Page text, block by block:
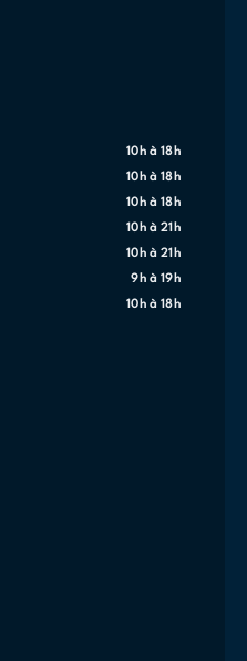
10h à 18h
10h à 18h
10h à 18h
10h à 21h
10h à 21h
9h à 19h
10h à 18h